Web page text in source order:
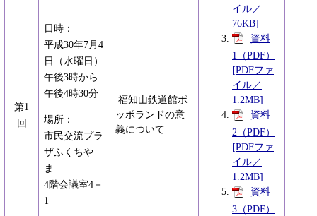
第1
回
日時：
平成30年7月4
日（水曜日）
午後3時から
午後4時30分
場所：
市民交流プラ
ザふくちや
ま
4階会議室4－
1
福知山鉄道館ポ
ッポランドの意
義について
イル／
76KB]
資料
1（PDF）
[PDFファ
イル／
1.2MB]
資料
2（PDF）
[PDFファ
イル／
1.2MB]
資料
3（PDF）